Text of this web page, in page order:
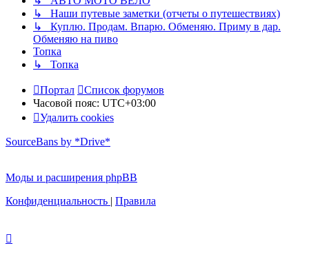
↳ Наши путевые заметки (отчеты о путешествиях)
↳ Куплю. Продам. Впарю. Обменяю. Приму в дар.
Обменяю на пиво
Топка
↳ Топка
Портал
Список форумов
Часовой пояс: UTC+03:00
Удалить cookies
SourceBans by *Drive*
Моды и расширения phpBB
Конфиденциальность | Правила